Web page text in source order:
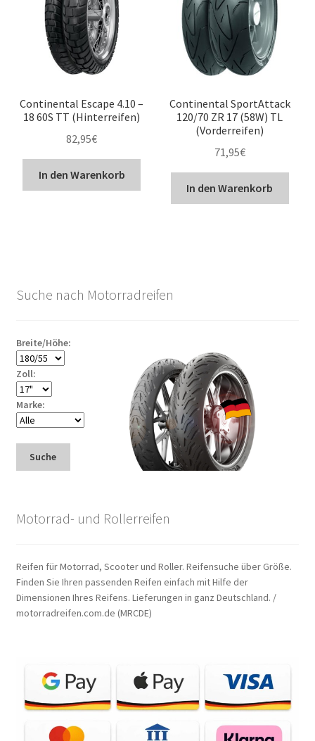
Continental Escape 4.10 –
18 60S TT (Hinterreifen)
82,95€
In den Warenkorb
Continental SportAttack
120/70 ZR 17 (58W) TL
(Vorderreifen)
71,95€
In den Warenkorb
Suche nach Motorradreifen
Breite/Höhe:
Zoll:
Marke:
Suche
Motorrad- und Rollerreifen
Reifen für Motorrad, Scooter und Roller. Reifensuche über Größe.
Finden Sie Ihren passenden Reifen einfach mit Hilfe der
Dimensionen Ihres Reifens. Lieferungen in ganz Deutschland. /
motorradreifen.com.de (MRCDE)